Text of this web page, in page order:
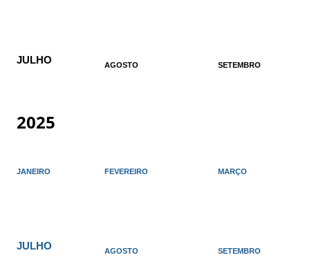
JULHO AGOSTO SETEMBRO
2025
JANEIRO FEVEREIRO MARÇO
JULHO AGOSTO SETEMBRO